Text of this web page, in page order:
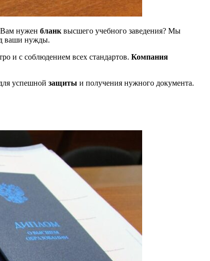
Вам нужен бланк высшего учебного заведения? Мы
ваши нужды.
и с соблюдением всех стандартов. Компания
успешной защиты и получения нужного документа.